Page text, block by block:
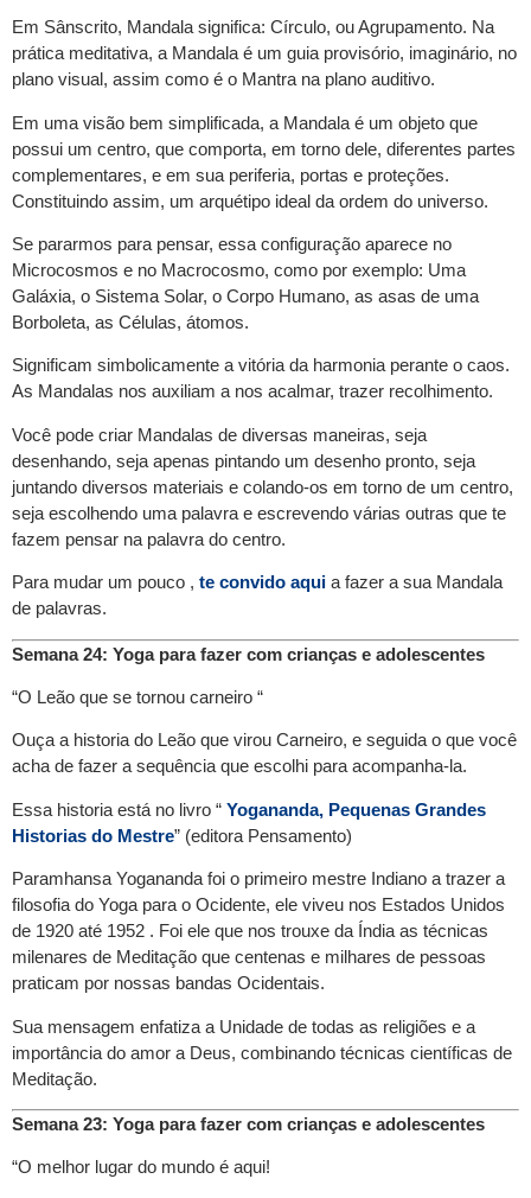
Em Sânscrito, Mandala significa: Círculo, ou Agrupamento. Na
prática meditativa, a Mandala é um guia provisório, imaginário, no
plano visual, assim como é o Mantra na plano auditivo.
Em uma visão bem simplificada, a Mandala é um objeto que
possui um centro, que comporta, em torno dele, diferentes partes
complementares, e em sua periferia, portas e proteções.
Constituindo assim, um arquétipo ideal da ordem do universo.
Se pararmos para pensar, essa configuração aparece no
Microcosmos e no Macrocosmo, como por exemplo: Uma
Galáxia, o Sistema Solar, o Corpo Humano, as asas de uma
Borboleta, as Células, átomos.
Significam simbolicamente a vitória da harmonia perante o caos.
As Mandalas nos auxiliam a nos acalmar, trazer recolhimento.
Você pode criar Mandalas de diversas maneiras, seja
desenhando, seja apenas pintando um desenho pronto, seja
juntando diversos materiais e colando-os em torno de um centro,
seja escolhendo uma palavra e escrevendo várias outras que te
fazem pensar na palavra do centro.
Para mudar um pouco , te convido aqui a fazer a sua Mandala
de palavras.
Semana 24: Yoga para fazer com crianças e adolescentes
“O Leão que se tornou carneiro “
Ouça a historia do Leão que virou Carneiro, e seguida o que você
acha de fazer a sequência que escolhi para acompanha-la.
Essa historia está no livro “ Yogananda, Pequenas Grandes
Historias do Mestre” (editora Pensamento)
Paramhansa Yogananda foi o primeiro mestre Indiano a trazer a
filosofia do Yoga para o Ocidente, ele viveu nos Estados Unidos
de 1920 até 1952 . Foi ele que nos trouxe da Índia as técnicas
milenares de Meditação que centenas e milhares de pessoas
praticam por nossas bandas Ocidentais.
Sua mensagem enfatiza a Unidade de todas as religiões e a
importância do amor a Deus, combinando técnicas científicas de
Meditação.
Semana 23: Yoga para fazer com crianças e adolescentes
“O melhor lugar do mundo é aqui!